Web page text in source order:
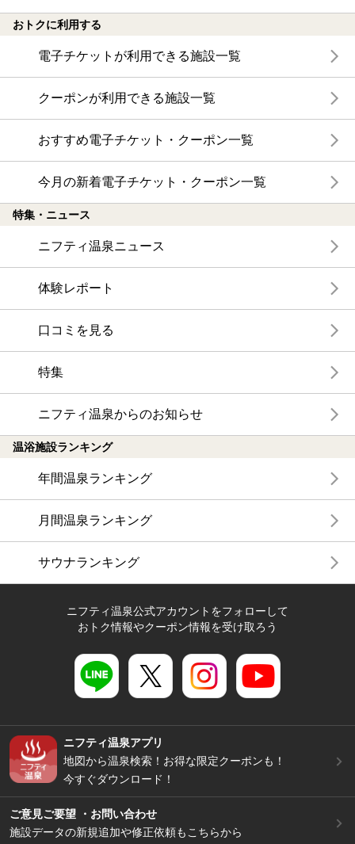
おトクに利用する
電子チケットが利用できる施設一覧
クーポンが利用できる施設一覧
おすすめ電子チケット・クーポン一覧
今月の新着電子チケット・クーポン一覧
特集・ニュース
ニフティ温泉ニュース
体験レポート
口コミを見る
特集
ニフティ温泉からのお知らせ
温浴施設ランキング
年間温泉ランキング
月間温泉ランキング
サウナランキング
ニフティ温泉公式アカウントをフォローして
おトク情報やクーポン情報を受け取ろう
ニフティ温泉アプリ
地図から温泉検索！お得な限定クーポンも！
今すぐダウンロード！
ご意見ご要望 ・お問い合わせ
施設データの新規追加や修正依頼もこちらから